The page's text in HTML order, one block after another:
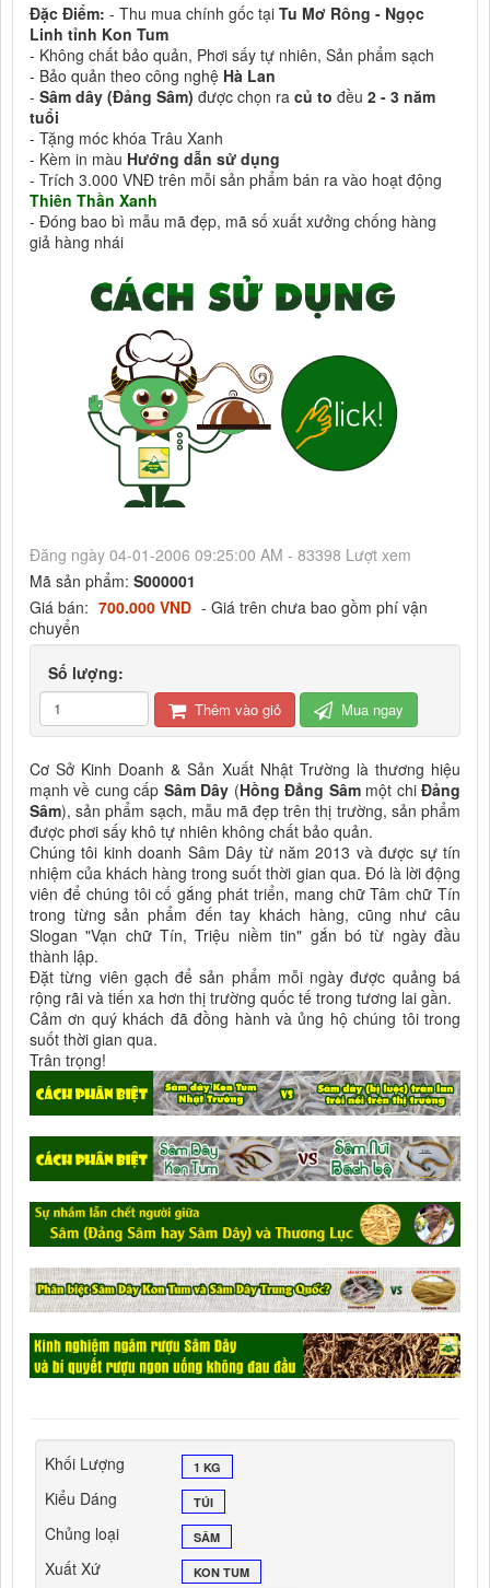
Đặc Điểm: - Thu mua chính gốc tại Tu Mơ Rông - Ngọc
Linh tỉnh Kon Tum
- Không chất bảo quản, Phơi sấy tự nhiên, Sản phẩm sạch
- Bảo quản theo công nghệ Hà Lan
- Sâm dây (Đảng Sâm) được chọn ra củ to đều 2 - 3 năm
tuổi
- Tặng móc khóa Trâu Xanh
- Kèm in màu Hướng dẫn sử dụng
- Trích 3.000 VNĐ trên mỗi sản phẩm bán ra vào hoạt động
Thiên Thần Xanh
- Đóng bao bì mẫu mã đẹp, mã số xuất xưởng chống hàng
giả hàng nhái
Đăng ngày 04-01-2006 09:25:00 AM - 83398 Lượt xem
Mã sản phẩm: S000001
Giá bán: 700.000 VND - Giá trên chưa bao gồm phí vận
chuyển
Số lượng:
Thêm vào giỏ Mua ngay
Cơ Sở Kinh Doanh & Sản Xuất Nhật Trường là thương hiệu
mạnh về cung cấp Sâm Dây (Hồng Đẳng Sâmmột chiĐảng
Sâm), sản phẩm sạch, mẫu mã đẹp trên thị trường, sản phẩm
được phơi sấy khô tự nhiên không chất bảo quản.
Chúng tôi kinh doanh Sâm Dây từ năm 2013 và được sự tín
nhiệm của khách hàng trong suốt thời gian qua. Đó là lời động
viên để chúng tôi cố gắng phát triển, mang chữ Tâm chữ Tín
trong từng sản phẩm đến tay khách hàng, cũng như câu
Slogan "Vạn chữ Tín, Triệu niềm tin" gắn bó từ ngày đầu
thành lập.
Đặt từng viên gạch để sản phẩm mỗi ngày được quảng bá
rộng rãi và tiến xa hơn thị trường quốc tế trong tương lai gần.
Cảm ơn quý khách đã đồng hành và ủng hộ chúng tôi trong
suốt thời gian qua.
Trân trọng!
Khối Lượng 1 KG
Kiểu Dáng TÚI
Chủng loại SÂM
Xuất Xứ KON TUM